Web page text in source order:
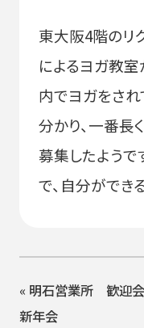
東大阪4階のリ
によるヨガ教室
内でヨガをさ
分かり、一番長
募集したようで
で、自分ができ
« 明石営業所 歓迎
新年会